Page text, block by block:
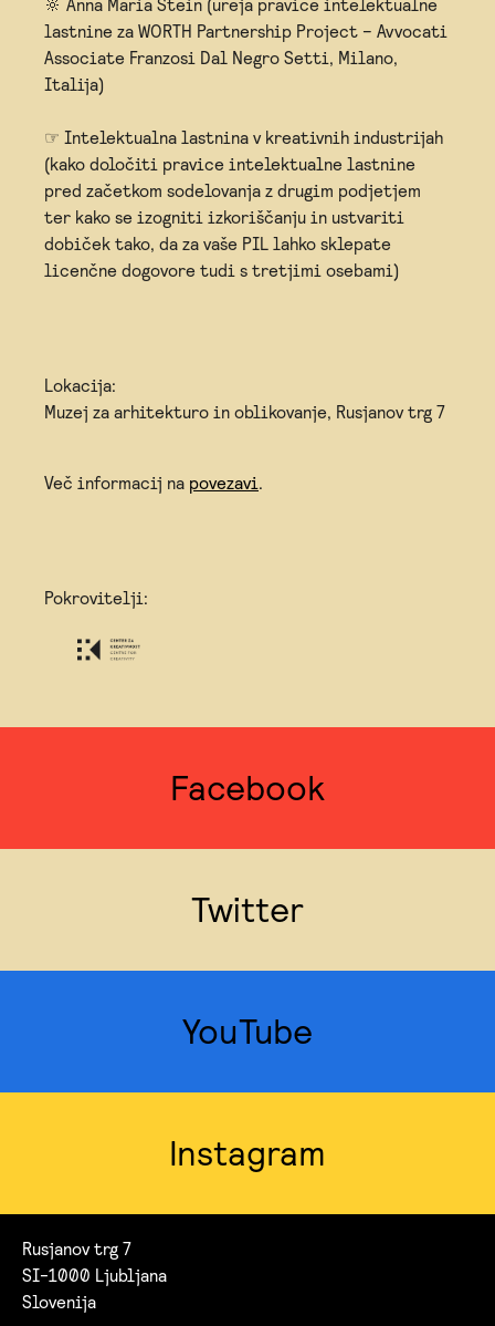
🔆 Anna Maria Stein (ureja pravice intelektualne
lastnine za WORTH Partnership Project – Avvocati
Associate Franzosi Dal Negro Setti, Milano,
Italija)
☞ Intelektualna lastnina v kreativnih industrijah
(kako določiti pravice intelektualne lastnine
pred začetkom sodelovanja z drugim podjetjem
ter kako se izogniti izkoriščanju in ustvariti
dobiček tako, da za vaše PIL lahko sklepate
licenčne dogovore tudi s tretjimi osebami)
Lokacija:
Muzej za arhitekturo in oblikovanje, Rusjanov trg 7
Več informacij na povezavi.
Pokrovitelji:
Facebook
Twitter
YouTube
Instagram
Rusjanov trg 7
SI-1000 Ljubljana
Slovenija